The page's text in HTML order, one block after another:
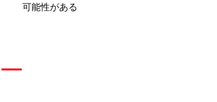
可能性がある